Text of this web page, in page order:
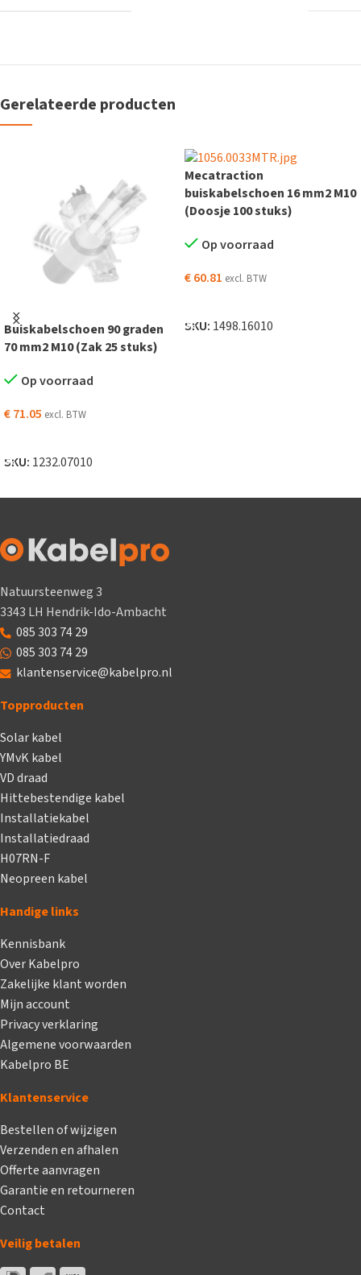
Gerelateerde producten
Buiskabelschoen 90 graden
70 mm2 M10 (Zak 25 stuks)
Op voorraad
€71.05 excl. BTW
SKU: 1232.07010
Mecatraction
buiskabelschoen 16 mm2 M10
(Doosje 100 stuks)
Op voorraad
€60.81 excl. BTW
SKU: 1498.16010
Natuursteenweg 3
3343 LH Hendrik-Ido-Ambacht
085 303 74 29
085 303 74 29
klantenservice@kabelpro.nl
Topproducten
Solar kabel
YMvK kabel
VD draad
Hittebestendige kabel
Installatiekabel
Installatiedraad
H07RN-F
Neopreen kabel
Handige links
Kennisbank
Over Kabelpro
Zakelijke klant worden
Mijn account
Privacy verklaring
Algemene voorwaarden
Kabelpro BE
Klantenservice
Bestellen of wijzigen
Verzenden en afhalen
Offerte aanvragen
Garantie en retourneren
Contact
Veilig betalen